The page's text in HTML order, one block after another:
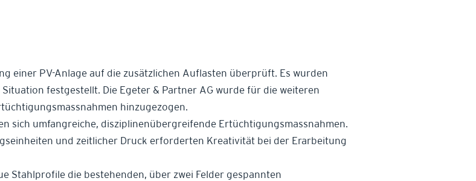
einer PV-Anlage auf die zusätzlichen Auflasten überprüft. Es wurden
festgestellt. Die Egeter & Partner AG wurde für die weiteren
hinzugezogen.
sich umfangreiche, disziplinenübergreifende Ertüchtigungsmassnahmen.
und zeitlicher Druck erforderten Kreativität bei der Erarbeitung
Stahlprofile die bestehenden, über zwei Felder gespannten